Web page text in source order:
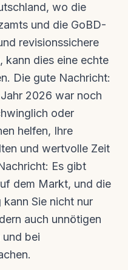
wo die
und die GoBD-
revisionssichere
kann dies eine echte
Die gute Nachricht:
2026 war noch
oder
helfen, Ihre
und wertvolle Zeit
Es gibt
dem Markt, und die
Sie nicht nur
auch unnötigen
und bei